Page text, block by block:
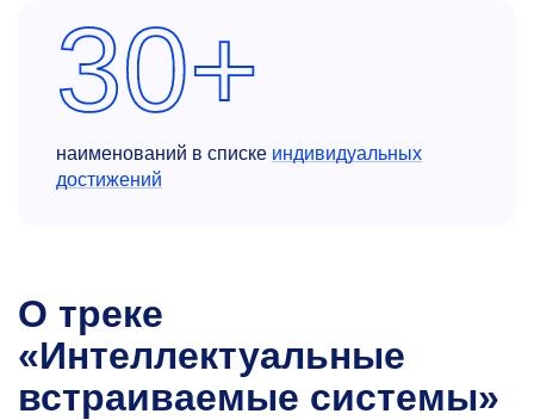
30+
наименований в списке индивидуальных
достижений
О треке
«Интеллектуальные
встраиваемые системы»